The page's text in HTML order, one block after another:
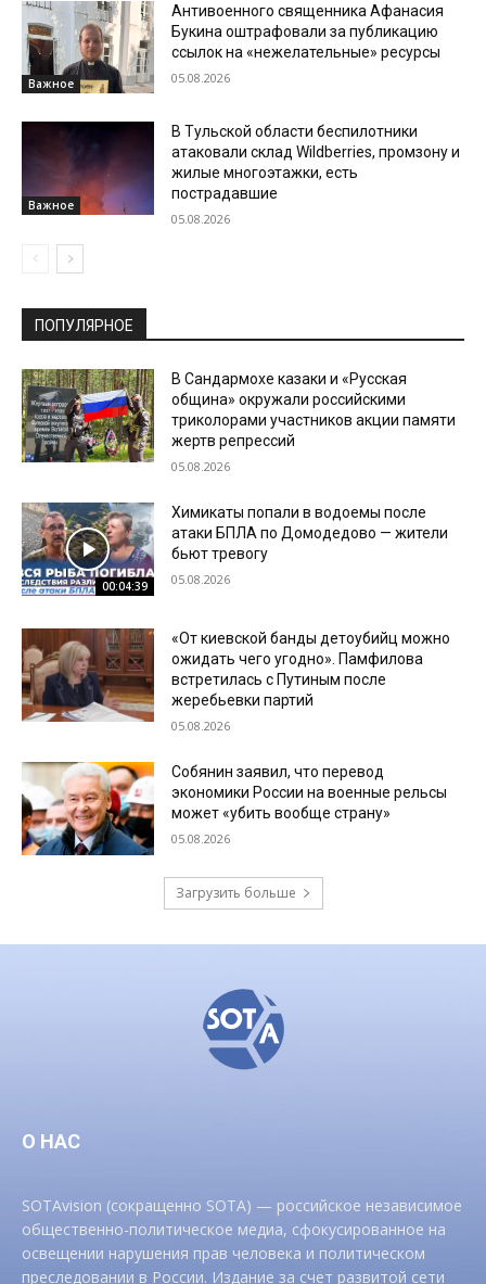
Важное
Антивоенного священника Афанасия
Букина оштрафовали за публикацию
ссылок на «нежелательные» ресурсы
05.08.2026
Важное
В Тульской области беспилотники
атаковали склад Wildberries, промзону и
жилые многоэтажки, есть
пострадавшие
05.08.2026
ПОПУЛЯРНОЕ
В Сандармохе казаки и «Русская
община» окружали российскими
триколорами участников акции памяти
жертв репрессий
05.08.2026
00:04:39
Химикаты попали в водоемы после
атаки БПЛА по Домодедово — жители
бьют тревогу
05.08.2026
«От киевской банды детоубийц можно
ожидать чего угодно». Памфилова
встретилась с Путиным после
жеребьевки партий
05.08.2026
Собянин заявил, что перевод
экономики России на военные рельсы
может «убить вообще страну»
05.08.2026
Загрузить больше
О НАС
SOTAvision (сокращенно SOTA) — российское независимое
общественно-политическое медиа, сфокусированное на
освещении нарушения прав человека и политическом
преследовании в России. Издание за счет развитой сети